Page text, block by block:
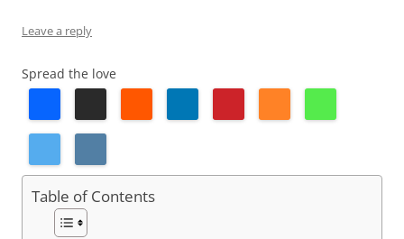
Leave a reply
Spread the love
Table of Contents